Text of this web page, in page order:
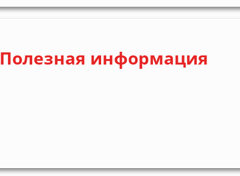
Полезная информация